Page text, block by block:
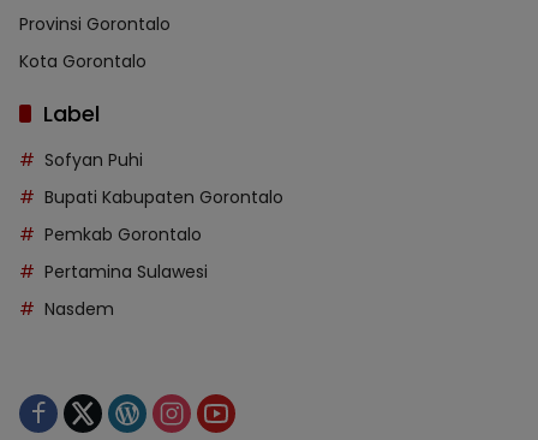
Provinsi Gorontalo
Kota Gorontalo
Label
Sofyan Puhi
Bupati Kabupaten Gorontalo
Pemkab Gorontalo
Pertamina Sulawesi
Nasdem